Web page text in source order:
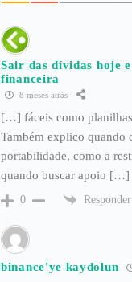
Sair das dívidas hoje
financeira
8 meses atrás
[…] fáceis como
Também explico quando
portabilidade, como a
quando buscar apoio […]
0 Responder
binance'ye kaydolun